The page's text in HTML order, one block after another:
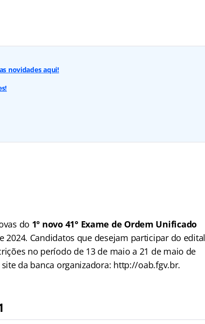
novidades aqui!
do 1º novo 41° Exame de Ordem Unificado
2024. Candidatos que desejam participar do edital
no período de 13 de maio a 21 de maio de
da banca organizadora: http://oab.fgv.br.